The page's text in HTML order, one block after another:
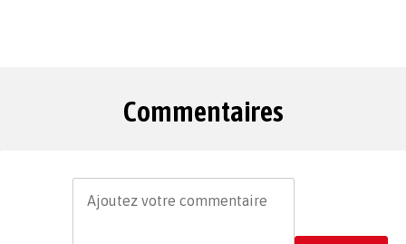
Commentaires